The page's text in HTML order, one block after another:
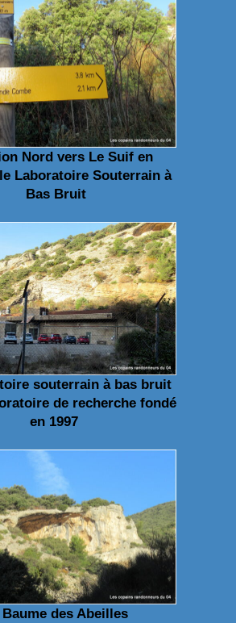
Nord vers Le Suif en
Laboratoire Souterrain à
Bas Bruit
souterrain à bas bruit
de recherche fondé
en 1997
Baume des Abeilles